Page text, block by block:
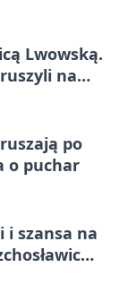
Lwowską.
na
po
o puchar
i szansa na